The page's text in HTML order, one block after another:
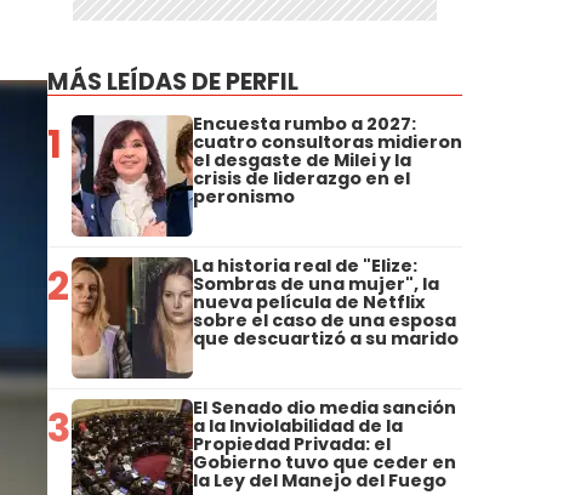
MÁS LEÍDAS DE PERFIL
1 Encuesta rumbo a 2027:
cuatro consultoras midieron
el desgaste de Milei y la
crisis de liderazgo en el
peronismo
2 La historia real de "Elize:
Sombras de una mujer", la
nueva película de Netflix
sobre el caso de una esposa
que descuartizó a su marido
3 El Senado dio media sanción
a la Inviolabilidad de la
Propiedad Privada: el
Gobierno tuvo que ceder en
la Ley del Manejo del Fuego